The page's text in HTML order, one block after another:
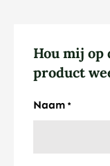
Hou mij op
product
Naam *